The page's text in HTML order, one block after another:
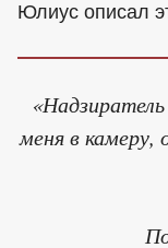
Юлиус описал
меня в камеру,